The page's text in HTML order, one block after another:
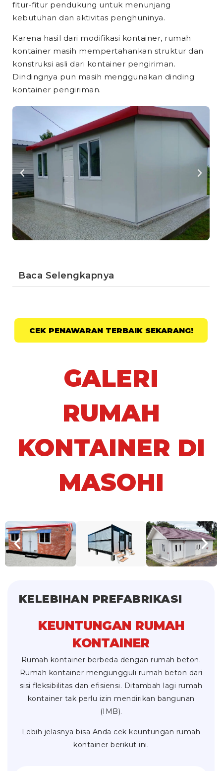
fitur-fitur pendukung untuk menunjang
kebutuhan dan aktivitas penghuninya.
Karena hasil dari modifikasi kontainer, rumah
kontainer masih mempertahankan struktur dan
konstruksi asli dari kontainer pengiriman.
Dindingnya pun masih menggunakan dinding
kontainer pengiriman.
Baca Selengkapnya
CEK PENAWARAN TERBAIK SEKARANG!
GALERI
RUMAH
KONTAINER DI
MASOHI
KELEBIHAN PREFABRIKASI
KEUNTUNGAN RUMAH
KONTAINER
Rumah kontainer berbeda dengan rumah beton.
Rumah kontainer mengungguli rumah beton dari
sisi fleksibilitas dan efisiensi. Ditambah lagi rumah
kontainer tak perlu izin mendirikan bangunan
(IMB).
Lebih jelasnya bisa Anda cek keuntungan rumah
kontainer berikut ini.